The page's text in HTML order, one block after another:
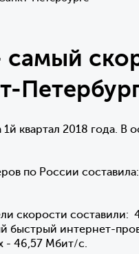
самый
квартал 2018 года. В
по России
скорости составили:
быстрый интернет-
- 46,57 Мбит/с.